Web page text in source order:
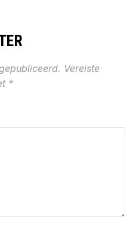
Vereiste
*